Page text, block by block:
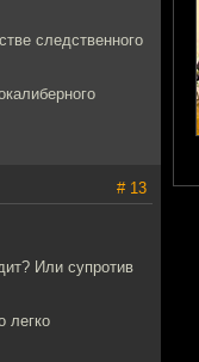
следственного
# 13
Или супротив
легко